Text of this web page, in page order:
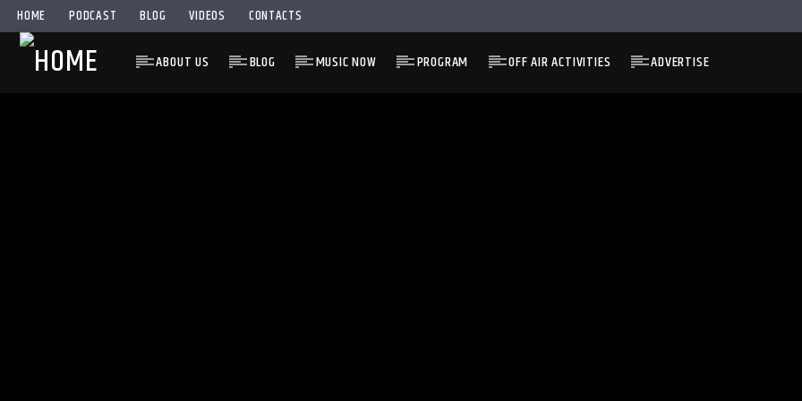
HOME PODCAST BLOG VIDEOS CONTACTS
ABOUT US BLOG MUSIC NOW PROGRAM OFF AIR ACTIVITIES ADVERTISE